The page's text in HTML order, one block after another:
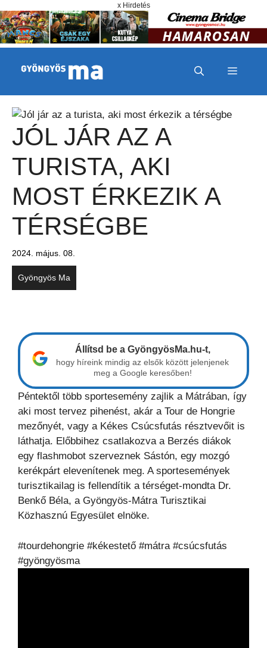
x Hirdetés
MENÜ
JÓL JÁR AZ A
TURISTA, AKI
MOST ÉRKEZIK A
TÉRSÉGBE
2024. május. 08.
Gyöngyös Ma
Állítsd be a GyöngyösMa.hu-t,
hogy híreink mindig az elsők között jelenjenek
meg a Google keresőben!
Péntektől több sportesemény zajlik a Mátrában, így
aki most tervez pihenést, akár a Tour de Hongrie
mezőnyét, vagy a Kékes Csúcsfutás résztvevőit is
láthatja. Előbbihez csatlakozva a Berzés diákok
egy flashmobot szerveznek Sástón, egy mozgó
kerékpárt elevenítenek meg. A sportesemények
turisztikailag is fellendítik a térséget-mondta Dr.
Benkő Béla, a Gyöngyös-Mátra Turisztikai
Közhasznú Egyesület elnöke.
#tourdehongrie #kékestető #mátra #csúcsfutás
#gyöngyösma